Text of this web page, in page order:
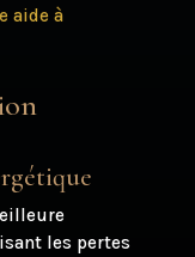
aide à
les pertes